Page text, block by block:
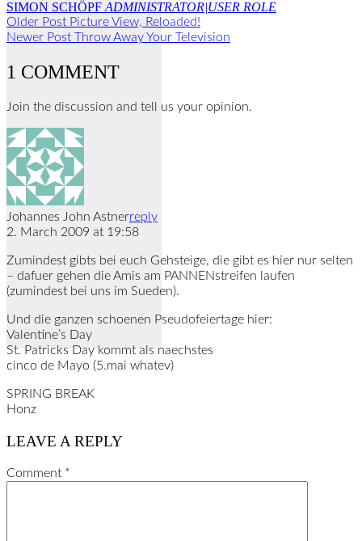
SIMON SCHÖPF ADMINISTRATOR|USER ROLE
Older Post Picture View, Reloaded!
Newer Post Throw Away Your Television
1 COMMENT
Join the discussion and tell us your opinion.
Johannes John Astnerreply
2. March 2009 at 19:58
Zumindest gibts bei euch Gehsteige, die gibt es hier nur selten
– dafuer gehen die Amis am PANNENstreifen laufen
(zumindest bei uns im Sueden).
Und die ganzen schoenen Pseudofeiertage hier:
Valentine’s Day
St. Patricks Day kommt als naechstes
cinco de Mayo (5.mai whatev)
SPRING BREAK
Honz
LEAVE A REPLY
Comment *